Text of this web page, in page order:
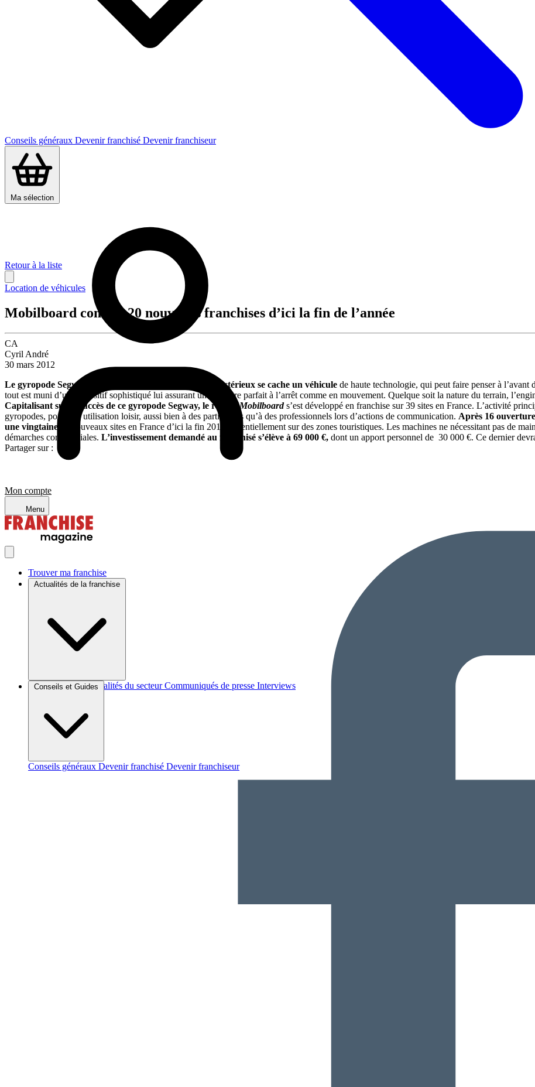
Conseils généraux Devenir franchisé Devenir franchiseur
Ma sélection
Mon compte
Menu
Trouver ma franchise
Actualités de la franchise
Brèves et actus Actualités du secteur Communiqués de presse Interviews
Conseils et Guides
Conseils généraux Devenir franchisé Devenir franchiseur
Retour à la liste
Location de véhicules
Mobilboard compte 20 nouvelles franchises d’ici la fin de l’année
CA
Cyril André
30 mars 2012
Le gyropode Segway. Sous ce vocable pour le moins mystérieux se cache un véhicule de haute technologie, qui peut faire penser à
tout est muni d’un dispositif sophistiqué lui assurant un équilibre parfait à l’arrêt comme en mouvement. Quelque soit la nature du terrain,
Capitalisant sur le succès de ce gyropode Segway, le réseauMobilboards’est développé en franchise sur 39 sites en France. L’activité
gyropodes, pour une utilisation loisir, aussi bien à des particuliers qu’à des professionnels lors d’actions de communication. Après 16
une vingtaine
de nouveaux sites en France d’ici la fin 2012, essentiellement sur des zones touristiques. Les machines ne nécessitant pas de
démarches commerciales. L’investissement demandé au franchisé s’élève à 69 000 €, dont un apport personnel de 30 000 €. Ce dernier
Partager sur :